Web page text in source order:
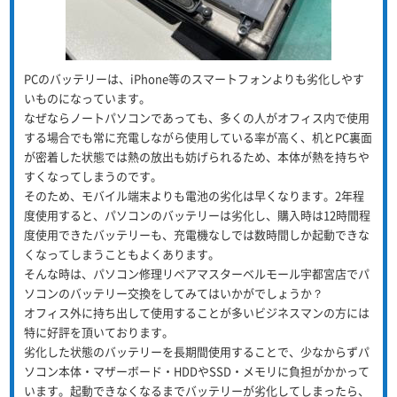
PCのバッテリーは、iPhone等のスマートフォンよりも劣化しやす
いものになっています。
なぜならノートパソコンであっても、多くの人がオフィス内で使用
する場合でも常に充電しながら使用している率が高く、机とPC裏面
が密着した状態では熱の放出も妨げられるため、本体が熱を持ちや
すくなってしまうのです。
そのため、モバイル端末よりも電池の劣化は早くなります。2年程
度使用すると、パソコンのバッテリーは劣化し、購入時は12時間程
度使用できたバッテリーも、充電機なしでは数時間しか起動できな
くなってしまうこともよくあります。
そんな時は、パソコン修理リペアマスターベルモール宇都宮店でパ
ソコンのバッテリー交換をしてみてはいかがでしょうか？
オフィス外に持ち出して使用することが多いビジネスマンの方には
特に好評を頂いております。
劣化した状態のバッテリーを長期間使用することで、少なからずパ
ソコン本体・マザーボード・HDDやSSD・メモリに負担がかかって
います。起動できなくなるまでバッテリーが劣化してしまったら、